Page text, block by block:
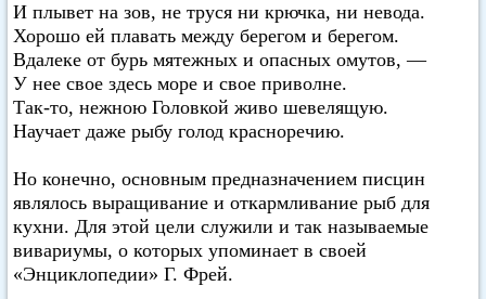
И плывет на зов, не труся ни крючка, ни невода.
Хорошо ей плавать между берегом и берегом.
Вдалеке от бурь мятежных и опасных омутов, —
У нее свое здесь море и свое приволне.
Так-то, нежною Головкой живо шевелящую.
Научает даже рыбу голод красноречию.
Но конечно, основным предназначением писцин
являлось выращивание и откармливание рыб для
кухни. Для этой цели служили и так называемые
вивариумы, о которых упоминает в своей
«Энциклопедии» Г. Фрей.